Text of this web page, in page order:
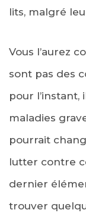
lits, malgré
Vous l’aurez
sont pas des
pour
maladies
pourrait
lutter contre
dernier
trouver